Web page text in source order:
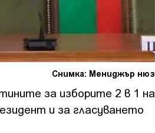
Снимка: Мениджър нюз
за изборите 2 в 1 на
и за гласуването